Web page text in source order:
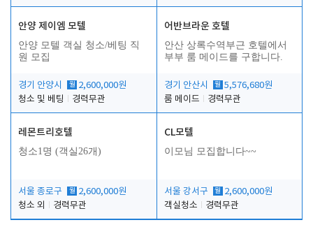
안양 제이엠 모텔
안양 모텔 객실 청소/베팅 직
원 모집
경기 안양시 월 2,600,000원
청소 및 베팅
경력무관
어반브라운 호텔
안산 상록수역부근 호텔에서
부부 룸 메이드를 구합니다.
경기 안산시 월 5,576,680원
룸 메이드
경력무관
레몬트리호텔
청소1명 (객실26개)
서울 종로구 월 2,600,000원
청소 외
경력무관
CL모텔
이모님 모집합니다~~
서울 강서구 월 2,600,000원
객실청소
경력무관